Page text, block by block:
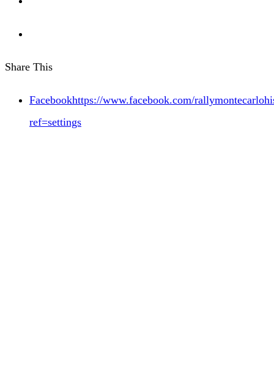
Share This
Facebookhttps://www.facebook.com/
ref=settings